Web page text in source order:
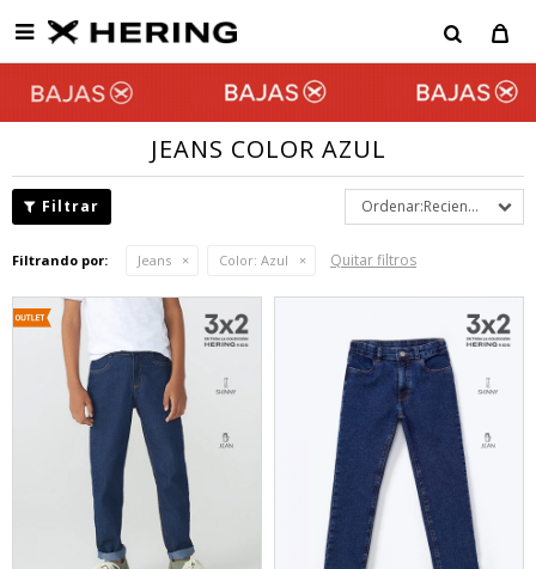

JEANS COLOR AZUL
Recientes
Filtrando por: Jeans Color: Azul Quitar filtros